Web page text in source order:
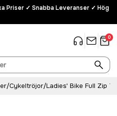
Priser ✓ Snabba Leveranser ✓ Hög
0
/Cykeltröjor/Ladies' Bike Full Zip